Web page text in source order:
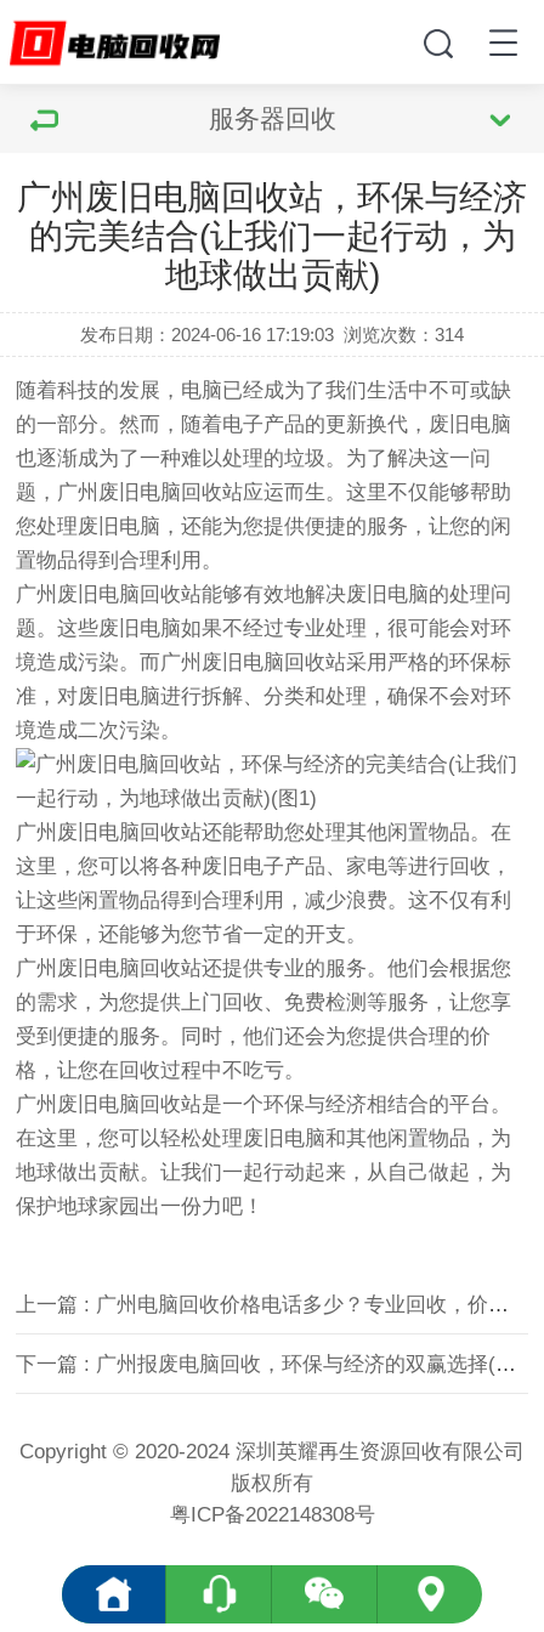
服务器回收
广州废旧电脑回收站，环保与经济
的完美结合(让我们一起行动，为
地球做出贡献)
发布日期：2024-06-16 17:19:03 浏览次数：314
随着科技的发展，电脑已经成为了我们生活中不可或缺
的一部分。然而，随着电子产品的更新换代，废旧电脑
也逐渐成为了一种难以处理的垃圾。为了解决这一问
题，广州废旧电脑回收站应运而生。这里不仅能够帮助
您处理废旧电脑，还能为您提供便捷的服务，让您的闲
置物品得到合理利用。
广州废旧电脑回收站能够有效地解决废旧电脑的处理问
题。这些废旧电脑如果不经过专业处理，很可能会对环
境造成污染。而广州废旧电脑回收站采用严格的环保标
准，对废旧电脑进行拆解、分类和处理，确保不会对环
境造成二次污染。
广州废旧电脑回收站还能帮助您处理其他闲置物品。在
这里，您可以将各种废旧电子产品、家电等进行回收，
让这些闲置物品得到合理利用，减少浪费。这不仅有利
于环保，还能够为您节省一定的开支。
广州废旧电脑回收站还提供专业的服务。他们会根据您
的需求，为您提供上门回收、免费检测等服务，让您享
受到便捷的服务。同时，他们还会为您提供合理的价
格，让您在回收过程中不吃亏。
广州废旧电脑回收站是一个环保与经济相结合的平台。
在这里，您可以轻松处理废旧电脑和其他闲置物品，为
地球做出贡献。让我们一起行动起来，从自己做起，为
保护地球家园出一份力吧！
上一篇 : 广州电脑回收价格电话多少？专业回收，价格合理(了解广州电脑回收最新行情，电话咨询即可轻松估价)
下一篇 : 广州报废电脑回收，环保与经济的双赢选择(如何让你的旧电脑发挥最大价值，实现环保与经济效益的双赢？)
Copyright © 2020-2024 深圳英耀再生资源回收有限公司
版权所有
粤ICP备2022148308号